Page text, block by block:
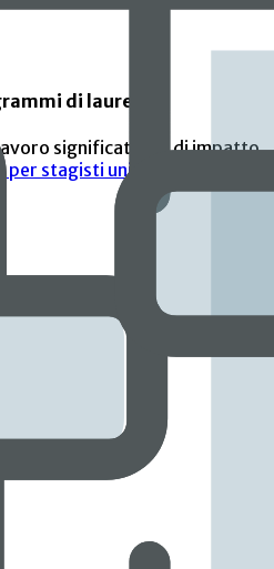
di laurea
significativo e di impatto
stagisti universitari e laureati